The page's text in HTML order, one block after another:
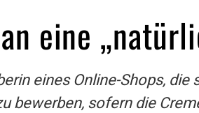
eine
eines Online-Shops,
bewerben, sofern die